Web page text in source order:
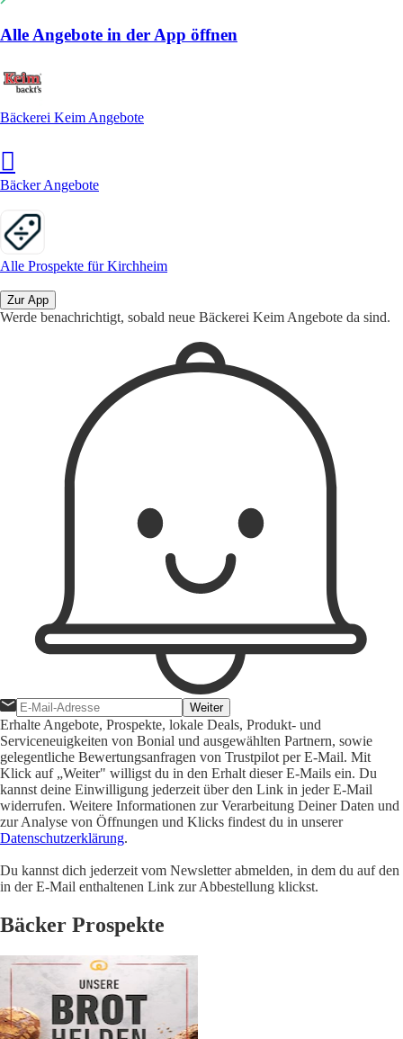
Alle Angebote in der App öffnen
Bäckerei Keim Angebote
Bäcker Angebote
Alle Prospekte für Kirchheim
Zur App
Werde benachrichtigt, sobald neue Bäckerei Keim Angebote da sind.
Weiter
Erhalte Angebote, Prospekte, lokale Deals, Produkt- und
Serviceneuigkeiten von Bonial und ausgewählten Partnern, sowie
gelegentliche Bewertungsanfragen von Trustpilot per E-Mail. Mit
Klick auf „Weiter" willigst du in den Erhalt dieser E-Mails ein. Du
kannst deine Einwilligung jederzeit über den Link in jeder E-Mail
widerrufen. Weitere Informationen zur Verarbeitung Deiner Daten und
zur Analyse von Öffnungen und Klicks findest du in unserer
Datenschutzerklärung.
Du kannst dich jederzeit vom Newsletter abmelden, in dem du auf den
in der E-Mail enthaltenen Link zur Abbestellung klickst.
Bäcker Prospekte